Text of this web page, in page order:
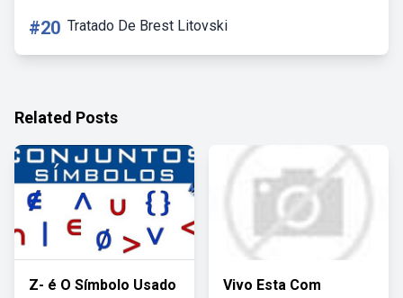
#20 Tratado De Brest Litovski
Related Posts
Z- é O Símbolo Usado Vivo Esta Com